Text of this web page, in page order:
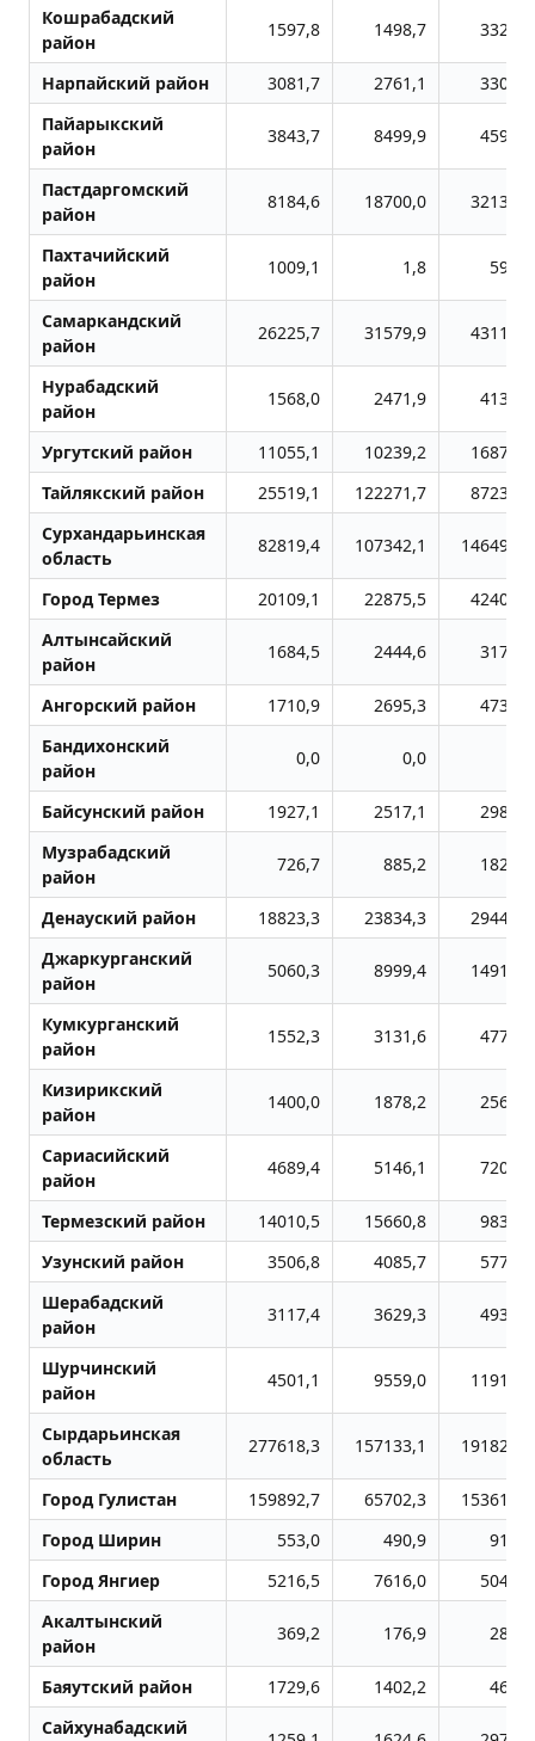
Кошрабадский
район
1597,8 1498,7 3326,9
Нарпайский район 3081,7 2761,1
3303,2
Пайарыкский
район
3843,7 8499,9 4591,9
Пастдаргомский
район
8184,6 18700,0 32132,6
Пахтачийский
район
1009,1 1,8 593,8
Самаркандский
район
26225,7 31579,9 43118,1
Нурабадский
район
1568,0 2471,9 4138,5
Ургутский район 11055,1 10239,2
16878,2
Тайлякский район
25519,1 122271,7
87230,0
Сурхандарьинская
область
82819,4 107342,1 146499,5
Город Термез 20109,1 22875,5
42402,6
Алтынсайский
район
1684,5 2444,6 3179,6
Ангорский район 1710,9 2695,3
4737,0
Бандихонский
район
0,0 0,0
Байсунский район 1927,1 2517,1
2987,6
Музрабадский
район
726,7 885,2 1827,0
Денауский район 18823,3 23834,3
29446,1
Джаркурганский
район
5060,3 8999,4 14912,8
Кумкурганский
район
1552,3 3131,6 4772,4
Кизирикский
район
1400,0 1878,2 2564,5
Сариасийский
район
4689,4 5146,1 7204,5
Термезский район 14010,5 15660,8
9836,6
Узунский район
3506,8 4085,7
5776,4
Шерабадский
район
3117,4 3629,3 4934,6
Шурчинский
район
4501,1 9559,0 11917,9
Сырдарьинская
область
277618,3 157133,1 191820,4
Город Гулистан 159892,7 65702,3
153619,2
Город Ширин
553,0 490,9
916,1
Город Янгиер
5216,5 7616,0
5049,1
Акалтынский
район
369,2 176,9 285,7
Баяутский район 1729,6 1402,2
462,0
Сайхунабадский